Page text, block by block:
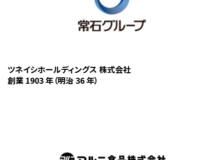
ツネイシホールディングス 株式会社
創業 1903 年（明治 36 年）